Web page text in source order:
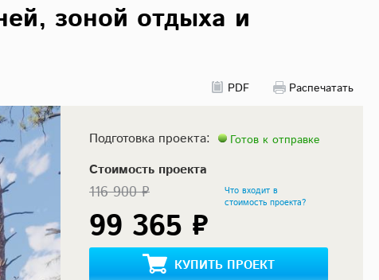
зоной отдыха и
PDF
Распечатать
Подготовка проекта: Готов к отправке
Стоимость проекта
116 900 ₽
99 365 ₽
Что входит в
стоимость проекта?
КУПИТЬ ПРОЕКТ